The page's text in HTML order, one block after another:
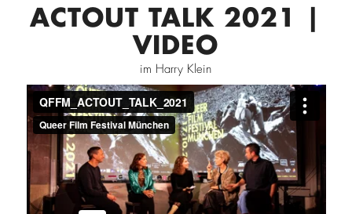
ACTOUT TALK 2021 |
VIDEO
im Harry Klein